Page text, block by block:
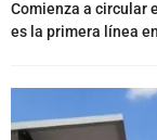
Comienza a circular
es la primera línea